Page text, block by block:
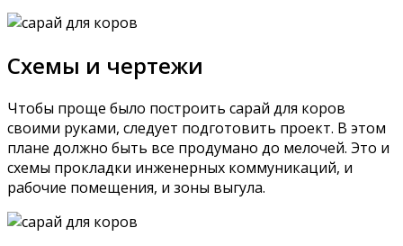
Схемы и чертежи
Чтобы проще было построить сарай для коров
своими руками, следует подготовить проект. В этом
плане должно быть все продумано до мелочей. Это и
схемы прокладки инженерных коммуникаций, и
рабочие помещения, и зоны выгула.